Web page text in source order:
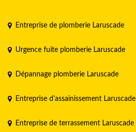
Entreprise de plomberie Laruscade
Urgence fuite plomberie Laruscade
Dépannage plomberie Laruscade
Entreprise d'assainissement Laruscade
Entreprise de terrassement Laruscade